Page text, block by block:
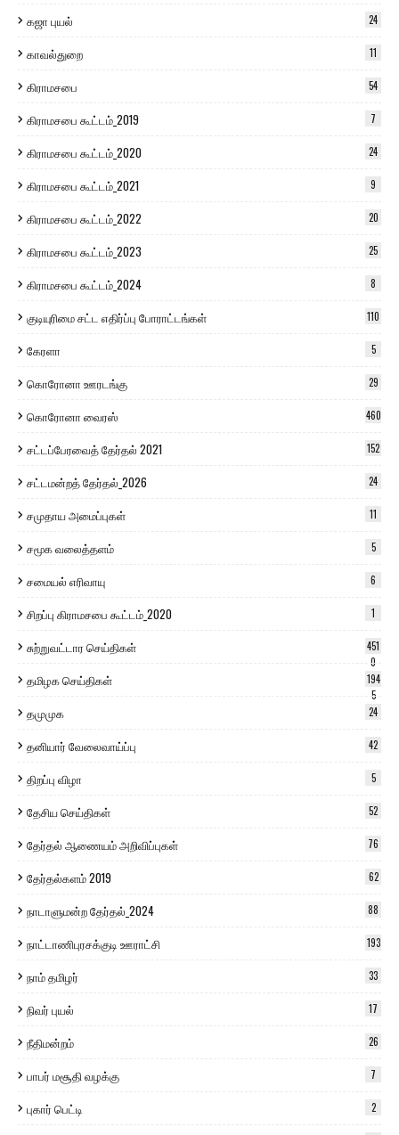
கஜா புயல் 24
காவல்துறை 11
கிராமசபை 54
கிராமசபை கூட்டம்_2019 7
கிராமசபை கூட்டம்_2020 24
கிராமசபை கூட்டம்_2021 9
கிராமசபை கூட்டம்_2022 20
கிராமசபை கூட்டம்_2023 25
கிராமசபை கூட்டம்_2024 8
குடியுரிமை சட்ட எதிர்ப்பு போராட்டங்கள் 110
கேரளா 5
கொரோனா ஊரடங்கு 29
கொரோனா வைரஸ் 460
சட்டப்பேரவைத் தேர்தல் 2021 152
சட்டமன்றத் தேர்தல்_2026 24
சமுதாய அமைப்புகள் 11
சமூக வலைத்தளம் 5
சமையல் எரிவாயு 6
சிறப்பு கிராமசபை கூட்டம்_2020 1
சுற்றுவட்டார செய்திகள்
451
0
தமிழக செய்திகள்
194
5
தமுமுக 24
தனியார் வேலைவாய்ப்பு 42
திறப்பு விழா 5
தேசிய செய்திகள் 52
தேர்தல் ஆணையம் அறிவிப்புகள் 76
தேர்தல்களம் 2019 62
நாடாளுமன்ற தேர்தல்_2024 88
நாட்டாணிபுரசக்குடி ஊராட்சி 193
நாம் தமிழர் 33
நிவர் புயல் 17
நீதிமன்றம் 26
பாபர் மசூதி வழக்கு 7
புகார் பெட்டி 2